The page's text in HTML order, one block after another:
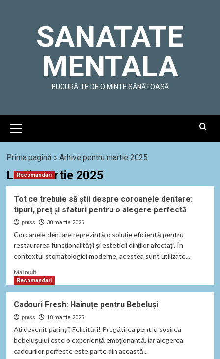
SANATATE
MENTALA
BUCURĂ-TE DE O MINTE SĂNĂTOASĂ
Menu
Prima pagină » Arhive pentru martie 2025
Lună:martie 2025
Recomandari
Tot ce trebuie să știi despre coroanele dentare:
tipuri, preț și sfaturi pentru o alegere perfectă
press 30 martie 2025
Coroanele dentare reprezintă o soluție eficientă pentru
restaurarea funcționalității și esteticii dinților afectați. În
contextul stomatologiei moderne, acestea sunt utilizate...
Mai multRead
more
ce
trebuie
să
știi
despre
coroanele
Recomandari
Cadouri Fresh: Hainuțe pentru Bebeluși
press 18 martie 2025
Ați devenit părinți? Felicitări! Pregătirea pentru sosirea
bebelușului este o experiență emoționantă, iar alegerea
cadourilor perfecte este parte din această...